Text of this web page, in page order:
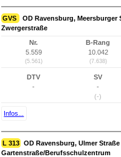
GVS
OD Ravensburg, Meersburger
Zwergerstraße
Nr.
5.559
(5.561)
B-Rang
10.042
(7.638)
DTV
-
SV
-
(-)
Infos...
L 313 OD Ravensburg, Ulmer
Gartenstraße/Berufsschulzentrum